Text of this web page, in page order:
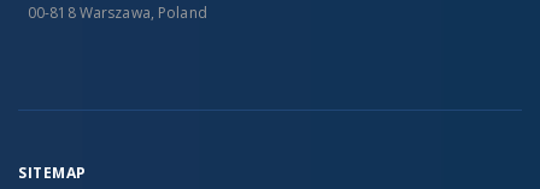
00-818 Warszawa, Poland
SITEMAP